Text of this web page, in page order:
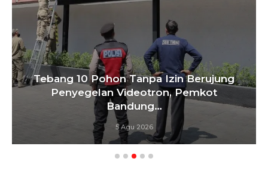
Tebang 10 Pohon Tanpa Izin Berujung
Penyegelan Videotron, Pemkot
Bandung…
5 Agu 2026